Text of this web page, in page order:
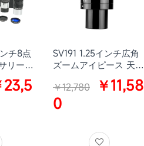
チ8点
リーキ
倍率ア
向け
ムー
変偏光
ーボッ
23,5
SV191 1.25インチ広角
ズームアイピース 天体
￥12,780
￥11,58
0